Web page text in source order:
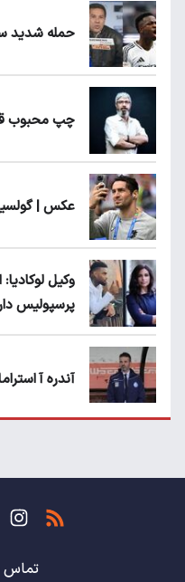
حمله شدید
چپ محبوب
عکس |
وکیل
پرسپولیس
آندره آ
حسن روی
باشگاه های
تماس